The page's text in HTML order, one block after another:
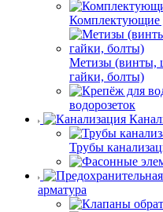
Комплектующие
Метизы (винты,
гайки, болты)
водорозеток
Трубы
арматура